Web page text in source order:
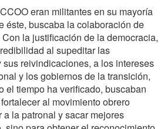
eran militantes en su mayoría
éste, buscaba la colaboración de
la justificación de la democracia,
al supeditar las
reivindicaciones, a los intereses
y los gobiernos de la transición,
el tiempo ha verificado, buscaban
al movimiento obrero
la patronal y sacar mejores